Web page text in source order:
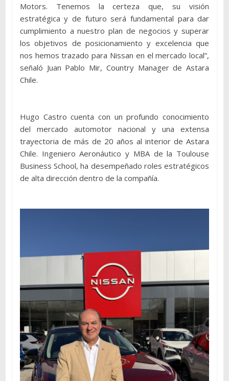
Motors. Tenemos la certeza que, su visión
estratégica y de futuro será fundamental para dar
cumplimiento a nuestro plan de negocios y superar
los objetivos de posicionamiento y excelencia que
nos hemos trazado para Nissan en el mercado local”,
señaló Juan Pablo Mir, Country Manager de Astara
Chile.
Hugo Castro cuenta con un profundo conocimiento
del mercado automotor nacional y una extensa
trayectoria de más de 20 años al interior de Astara
Chile. Ingeniero Aeronáutico y MBA de la Toulouse
Business School, ha desempeñado roles estratégicos
de alta dirección dentro de la compañía.